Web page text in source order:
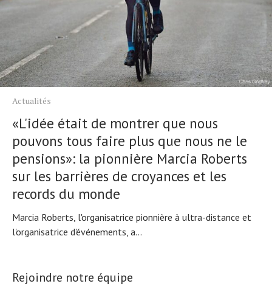
Actualités
«L'idée était de montrer que nous
pouvons tous faire plus que nous ne le
pensions»: la pionnière Marcia Roberts
sur les barrières de croyances et les
records du monde
Marcia Roberts, l'organisatrice pionnière à ultra-distance et
l'organisatrice d'événements, a...
Rejoindre notre équipe